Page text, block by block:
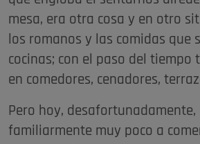
mesa, era otra cosa y en otro
los romanos y las comidas que
cocinas; con el paso del tiempo
en comedores, cenadores,
Pero hoy, desafortunadamente,
familiarmente muy poco a